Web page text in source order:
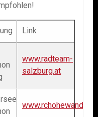
Link
www.radteam-
salzburg.at
www.rchohewand.at